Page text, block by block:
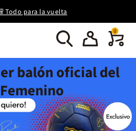
Todo para la vuelta
0
balón oficial del